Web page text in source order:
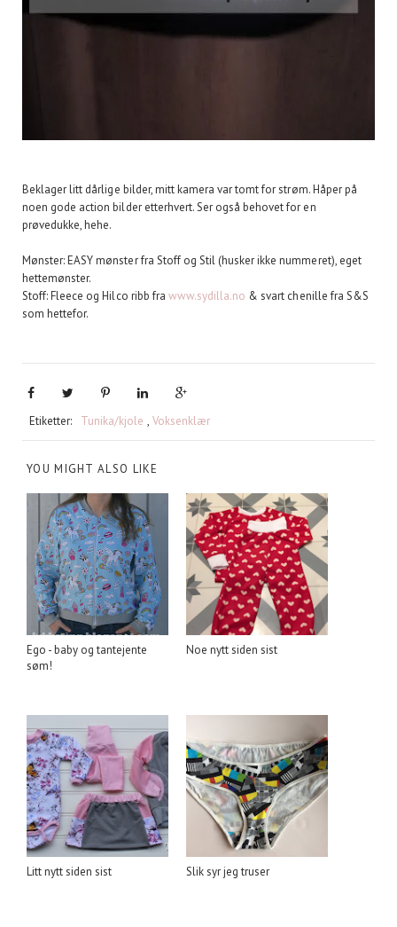
Beklager litt dårlige bilder, mitt kamera var tomt for strøm. Håper på
noen gode action bilder etterhvert. Ser også behovet for en
prøvedukke, hehe.
Mønster: EASY mønster fra Stoff og Stil (husker ikke nummeret), eget
hettemønster.
Stoff: Fleece og Hilco ribb fra www.sydilla.no & svart chenille fra S&S
som hettefor.
Etiketter: Tunika/kjole , Voksenklær
YOU MIGHT ALSO LIKE
Ego - baby og tantejente
søm!
Noe nytt siden sist
Litt nytt siden sist Slik syr jeg truser